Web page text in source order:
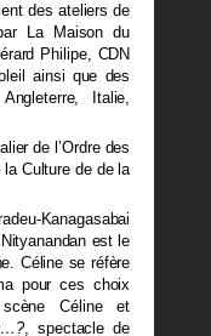
des ateliers de
La Maison du
Philipe, CDN
ainsi que des
Italie,
de l’Ordre des
Culture de de la
Kanagasabai
est le
Céline se réfère
pour ces choix
Céline et
, spectacle de